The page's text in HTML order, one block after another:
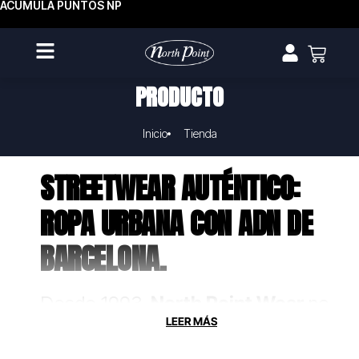
ACUMULA PUNTOS NP
PRODUCTO
Inicio Tienda
STREETWEAR AUTÉNTICO:
ROPA URBANA CON ADN DE
BARCELONA.
solo fabrica ropa, crea uniformes